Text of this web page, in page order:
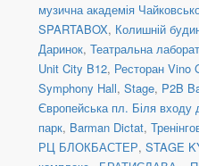
музична академія
SPARTABOX, Колишній
Даринок, Театральна
Unit City B12, Ресторан Vino
Symphony Hall, Stage, P2B
Європейська пл. Біля входу
парк, Barman Dictat,
РЦ БЛОКБАСТЕР, STAGE